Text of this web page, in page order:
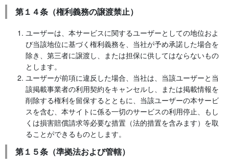
第１４条（権利義務の譲渡禁止）
ユーザーは、本サービスに関するユーザーとしての地位およ
び当該地位に基づく権利義務を、当社が予め承諾した場合を
除き、第三者に譲渡し、または担保に供してはならないもの
とします。
ユーザーが前項に違反した場合、当社は、当該ユーザーと当
該掲載事業者の利用契約をキャンセルし、または掲載情報を
削除する権利を留保するとともに、当該ユーザーの本サービ
スを含む、本サイトに係る一切のサービスの利用停止、もし
くは損害賠償請求等必要な措置（法的措置を含みます）を取
ることができるものとします。
第１５条（準拠法および管轄）